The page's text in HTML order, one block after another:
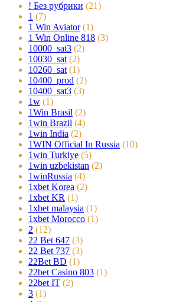
! Без рубрики (21)
1 (7)
1 Win Aviator (1)
1 Win Online 818 (3)
10000_sat3 (2)
10030_sat (2)
10260_sat (1)
10400_prod (2)
10400_sat3 (3)
1w (1)
1Win Brasil (2)
1win Brazil (4)
1win India (2)
1WIN Official In Russia (10)
1win Turkiye (5)
1win uzbekistan (2)
1winRussia (4)
1xbet Korea (2)
1xbet KR (1)
1xbet malaysia (1)
1xbet Morocco (1)
2 (12)
22 Bet 647 (3)
22 Bet 737 (3)
22Bet BD (1)
22bet Casino 803 (1)
22bet IT (2)
3 (1)